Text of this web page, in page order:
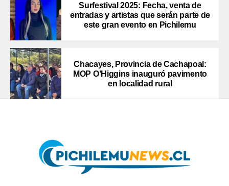
Surfestival 2025: Fecha, venta de
entradas y artistas que serán parte de
este gran evento en Pichilemu
Chacayes, Provincia de Cachapoal:
MOP O’Higgins inauguró pavimento
en localidad rural